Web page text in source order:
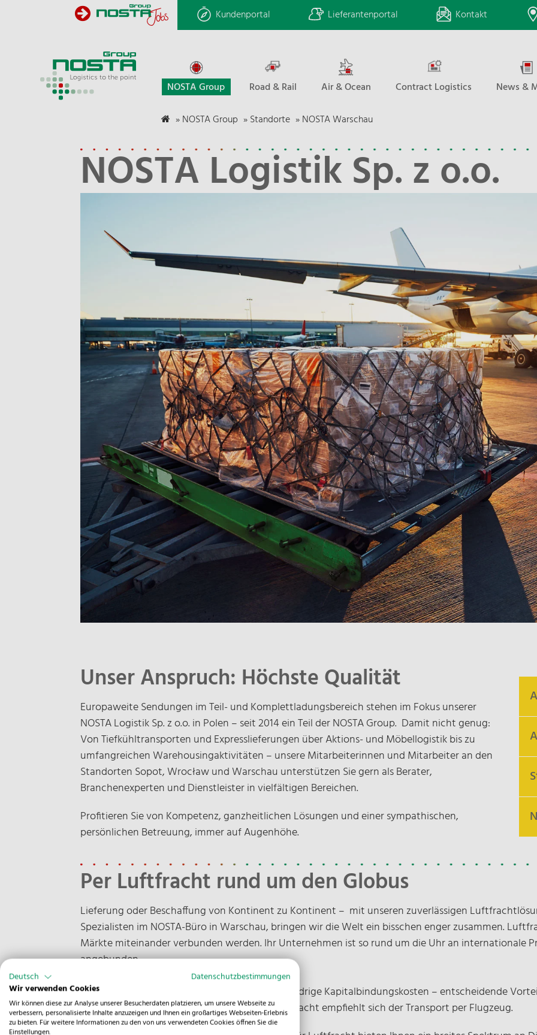
Kundenportal Lieferantenportal Kontakt
NOSTA Group Road & Rail Air & Ocean Contract Logistics News &
»NOSTA Group »Standorte »NOSTA Warschau
NOSTA Logistik Sp. z o.o.
Unser Anspruch: Höchste Qualität
Europaweite Sendungen im Teil- und Komplettladungsbereich stehen im Fokus unserer
NOSTA Logistik Sp. z o.o. in Polen – seit 2014 ein Teil der NOSTA Group. Damit nicht genug:
Von Tiefkühltransporten und Expresslieferungen über Aktions- und Möbellogistik bis zu
umfangreichen Warehousingaktivitäten – unsere Mitarbeiterinnen und Mitarbeiter an den
Standorten Sopot, Wrocław und Warschau unterstützen Sie gern als Berater,
Branchenexperten und Dienstleister in vielfältigen Bereichen.
Profitieren Sie von Kompetenz, ganzheitlichen Lösungen und einer sympathischen,
persönlichen Betreuung, immer auf Augenhöhe.
Per Luftfracht rund um den Globus
Lieferung oder Beschaffung von Kontinent zu Kontinent – mit unseren zuverlässigen
Spezialisten im NOSTA-Büro in Warschau, bringen wir die Welt ein bisschen enger zusammen.
Märkte miteinander verbunden werden. Ihr Unternehmen ist so rund um die Uhr an internationale
angebunden.
Schnelligkeit, Sicherheit, Zuverlässigkeit und niedrige Kapitalbindungskosten – entscheidende
zeitsensibler, schnell verderblicher und teurer Fracht empfiehlt sich der Transport per Flugzeug.
Deutsch
Datenschutzbestimmungen
Wir verwenden Cookies
Wir können diese zur Analyse unserer Besucherdaten platzieren, um unsere Webseite zu
verbessern, personalisierte Inhalte anzuzeigen und Ihnen ein großartiges Webseiten-Erlebnis
zu bieten. Für weitere Informationen zu den von uns verwendeten Cookies öffnen Sie die
Einstellungen.